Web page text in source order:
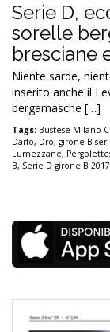
Serie D,
sorelle
bresciane
Niente sarde,
inserito anche il
bergamasche […]
Tags: Bustese Milano
Darfo, Dro, girone B
Lumezzane,
B, Serie D girone B